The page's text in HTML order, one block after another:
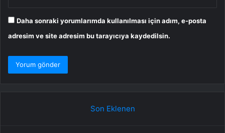
Daha sonraki yorumlarımda kullanılması için adım, e-posta
adresim ve site adresim bu tarayıcıya kaydedilsin.
Son Eklenen